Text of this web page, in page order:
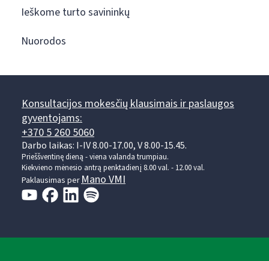
Ieškome turto savininkų
Nuorodos
Konsultacijos mokesčių klausimais ir paslaugos
gyventojams:
+370 5 260 5060
Darbo laikas: I-IV 8.00-17.00, V 8.00-15.45.
Prieššventinę dieną - viena valanda trumpiau.
Kiekvieno mėnesio antrą penktadienį 8.00 val. - 12.00 val.
Paklausimas perMano VMI